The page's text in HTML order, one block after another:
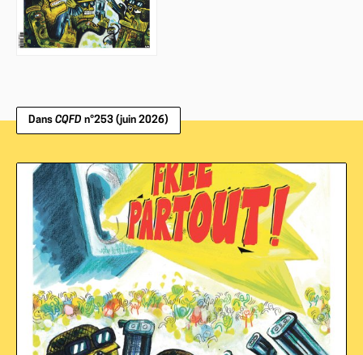
Dans CQFD n°253 (juin 2026)